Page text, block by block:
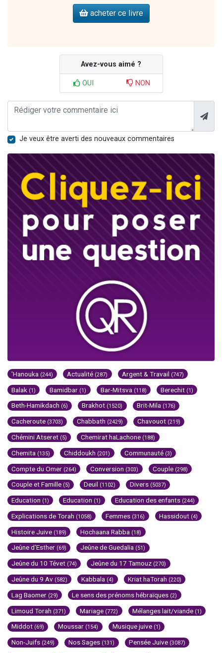
acheter ce livre
Avez-vous aimé ?
OUI NON
Je veux être averti des nouveaux commentaires
'Hanouka (244) Actualité (287) Argent & Travail (747)
Balak (1) Bamidbar (1) Bar-Mitsva (118) Berechit (1)
Beth-Hamikdach (6) Brakhot (1520) Brit-Mila (176)
Cacheroute (3703) Chabbath (2429) Chavouot (219)
Chémini Atseret (5) Chemirat haLachone (188)
Chemita (135) Chiddoukh (201) Communauté (3)
Compte du Omer (264) Conversion (303) Couple (298)
Couple et Famille (5) Deuil (1102) Divers (5037)
Education (1) Education (1) Education des enfants (244)
Explications de Torah (1058) Femmes (316) Hassidout (4)
Histoire Juive (189) Hochaana Rabba (18)
Jeûne d'Esther (69) Jeûne de Guedalia (51)
Jeûne du 10 Tévet (74) Jeûne du 17 Tamouz (270)
Jeûne du 9 Av (582) Kabbala (4) Kriat haTorah (220)
Lag Baomer (29) Le sens des prénoms hébraïques (2)
Limoud Torah (371) Mariage (772) Mélanges lait/viande (1)
Middot (69) Moussar (154) Musique juive (1)
Non-Juifs (249) Nos Sages (131) Pensée Juive (3087)